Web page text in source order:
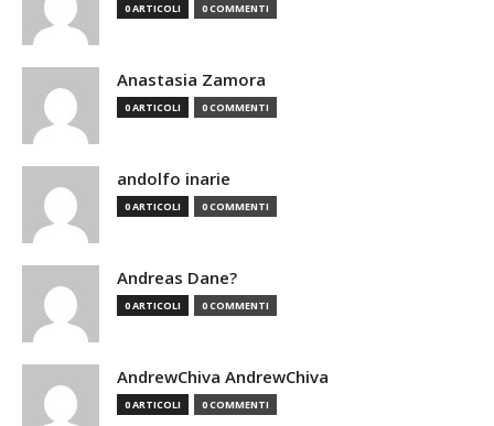
0 ARTICOLI 0 COMMENTI
Anastasia Zamora
0 ARTICOLI 0 COMMENTI
andolfo inarie
0 ARTICOLI 0 COMMENTI
Andreas Dane?
0 ARTICOLI 0 COMMENTI
AndrewChiva AndrewChiva
0 ARTICOLI 0 COMMENTI